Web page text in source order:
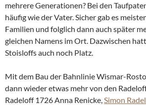
mehrere Generationen? Bei den
häufig wie der Vater. Sicher gab es
Familien und folglich dann auch später
gleichen Namens im Ort. Dazwischen
Stoisloffs auch noch Platz.
Mit dem Bau der Bahnlinie Wismar-
dann wieder etwas mehr von den
Radeloff 1726 Anna Renicke,Simon